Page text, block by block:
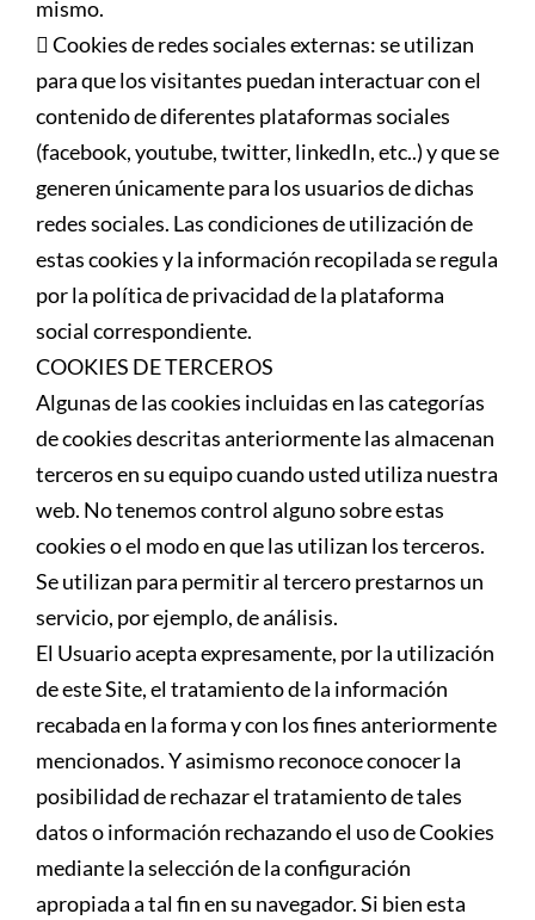
mismo.
 Cookies de redes sociales externas: se utilizan
para que los visitantes puedan interactuar con el
contenido de diferentes plataformas sociales
(facebook, youtube, twitter, linkedIn, etc..) y que se
generen únicamente para los usuarios de dichas
redes sociales. Las condiciones de utilización de
estas cookies y la información recopilada se regula
por la política de privacidad de la plataforma
social correspondiente.
COOKIES DE TERCEROS
Algunas de las cookies incluidas en las categorías
de cookies descritas anteriormente las almacenan
terceros en su equipo cuando usted utiliza nuestra
web. No tenemos control alguno sobre estas
cookies o el modo en que las utilizan los terceros.
Se utilizan para permitir al tercero prestarnos un
servicio, por ejemplo, de análisis.
El Usuario acepta expresamente, por la utilización
de este Site, el tratamiento de la información
recabada en la forma y con los fines anteriormente
mencionados. Y asimismo reconoce conocer la
posibilidad de rechazar el tratamiento de tales
datos o información rechazando el uso de Cookies
mediante la selección de la configuración
apropiada a tal fin en su navegador. Si bien esta